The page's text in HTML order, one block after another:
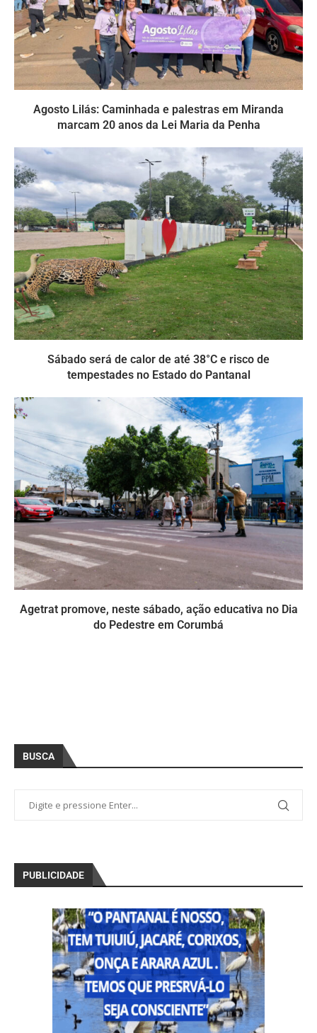
Agosto Lilás: Caminhada e palestras em Miranda
marcam 20 anos da Lei Maria da Penha
Sábado será de calor de até 38°C e risco de
tempestades no Estado do Pantanal
Agetrat promove, neste sábado, ação educativa no Dia
do Pedestre em Corumbá
BUSCA
PUBLICIDADE